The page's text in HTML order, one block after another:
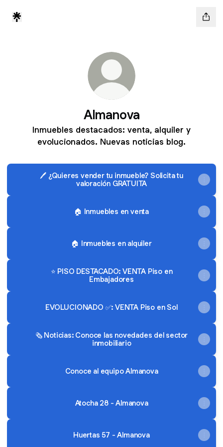
Almanova
Inmuebles destacados: venta, alquiler y
evolucionados. Nuevas noticias blog.
🖊️ ¿Quieres vender tu inmueble? Solicita tu
valoración GRATUITA
🏠 Inmuebles en venta
🏠 Inmuebles en alquiler
⭐ PISO DESTACADO: VENTA Piso en
Embajadores
EVOLUCIONADO ✅: VENTA Piso en Sol
🗞️ Noticias: Conoce las novedades del sector
inmobiliario
Conoce al equipo Almanova
Atocha 28 - Almanova
Huertas 57 - Almanova